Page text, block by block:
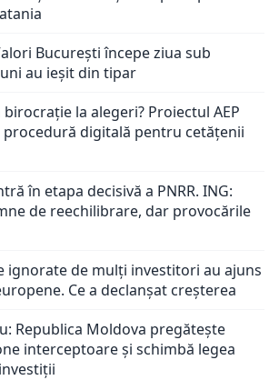
București începe ziua sub
au ieșit din tipar
la alegeri? Proiectul AEP
digitală pentru cetățenii
în etapa decisivă a PNRR. ING:
de reechilibrare, dar provocările
ignorate de mulți investitori au ajuns
Ce a declanșat creșterea
Republica Moldova pregătește
interceptoare și schimbă legea